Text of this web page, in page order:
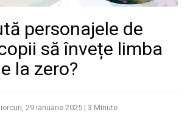
personajele de
să învețe limba
la zero?
29 ianuarie 2025 | 3 Minute